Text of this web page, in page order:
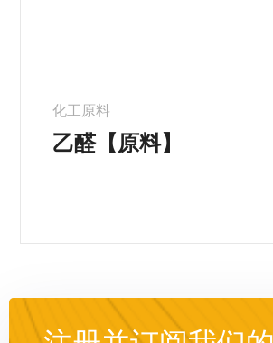
化工原料
乙醛【原料】